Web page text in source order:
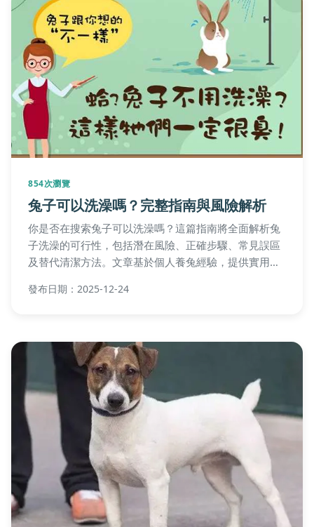
854次瀏覽
兔子可以洗澡嗎？完整指南與風險解析
你是否在搜索兔子可以洗澡嗎？這篇指南將全面解析兔
子洗澡的可行性，包括潛在風險、正確步驟、常見誤區
及替代清潔方法。文章基於個人養兔經驗，提供實用建
中後期的所有注意事項，以及常見問題解答，確保你能
發布日期：2025-12-24